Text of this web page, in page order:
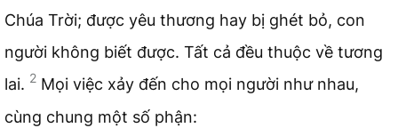
Chúa Trời; được yêu thương hay bị ghét bỏ, con
người không biết được. Tất cả đều thuộc về tương
lai. 2 Mọi việc xảy đến cho mọi người như nhau,
cùng chung một số phận: